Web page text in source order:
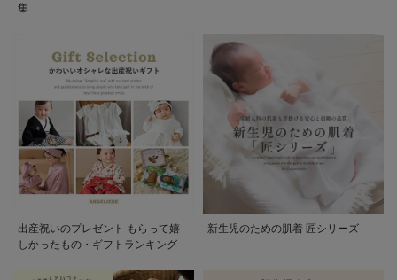
集
出産祝いのプレゼント もらって嬉
しかったもの・ギフトランキング
新生児のための肌着 匠シリーズ